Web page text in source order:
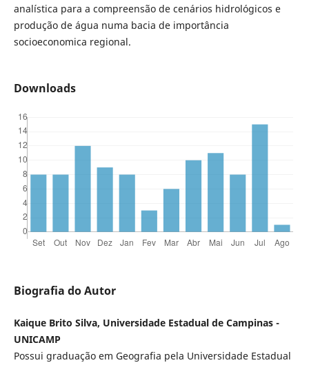
analística para a compreensão de cenários hidrológicos e
produção de água numa bacia de importância
socioeconomica regional.
Downloads
Biografia do Autor
Kaique Brito Silva, Universidade Estadual de Campinas -
UNICAMP
Possui graduação em Geografia pela Universidade Estadual